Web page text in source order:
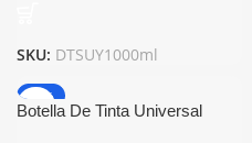
SKU: DTSUY1000ml
-16%
Botella De Tinta Universal